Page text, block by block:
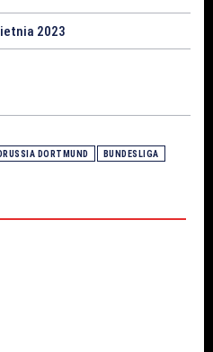
2023
DORTMUND BUNDESLIGA